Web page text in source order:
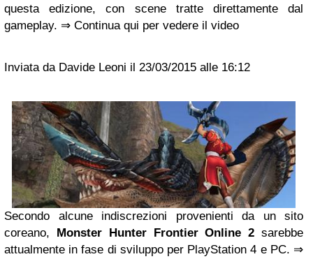
questa edizione, con scene tratte direttamente dal
gameplay. ⇒ Continua qui per vedere il video
Inviata da Davide Leoni il 23/03/2015 alle 16:12
Secondo alcune indiscrezioni provenienti da un sito
coreano,
Monster Hunter Frontier Online 2 sarebbe
attualmente in fase di sviluppo per PlayStation 4 e PC. ⇒